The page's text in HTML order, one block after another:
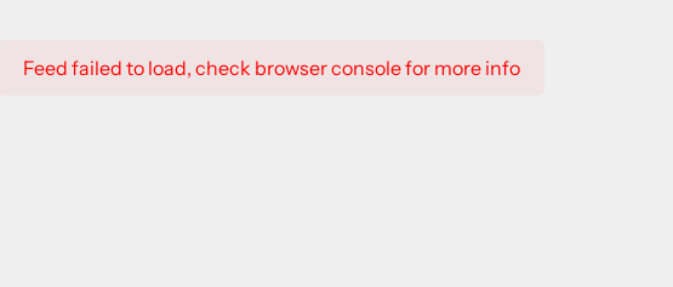
Feed failed to load, check browser console for more info